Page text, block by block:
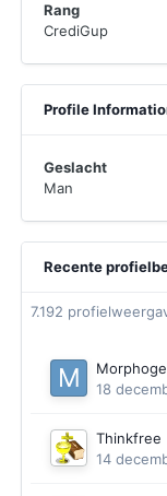
Rang
CrediGup
Profile
Geslacht
Man
Recente
7.192
18
Thinkfree
14